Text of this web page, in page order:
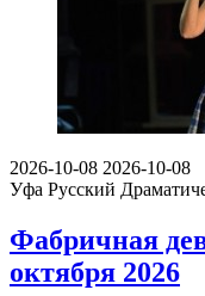
2026-10-08 2026-10-08
Уфа Русский
Фабричная
октября 2026